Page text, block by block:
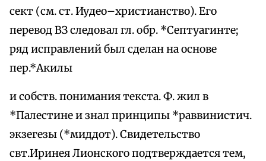
сект (см. ст. Иудео–христианство). Его
перевод ВЗ следовал гл. обр. *Септуагинте;
ряд исправлений был сделан на основе
пер.*Акилы
и собств. понимания текста. Ф. жил в
*Палестине и знал принципы *раввинистич.
экзегезы (*миддот). Свидетельство
свт.Иринея Лионского подтверждается тем,